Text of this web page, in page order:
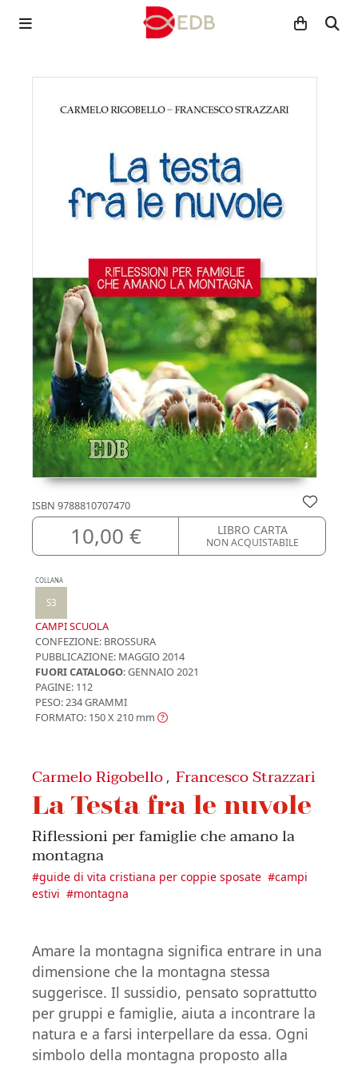
ISBN 9788810707470
10,00 € LIBRO CARTA
NON ACQUISTABILE
COLLANA
S3
CAMPI SCUOLA
CONFEZIONE: BROSSURA
PUBBLICAZIONE: MAGGIO 2014
FUORI CATALOGO: GENNAIO 2021
PAGINE: 112
PESO: 234 GRAMMI
FORMATO: 150 X 210 mm
Carmelo Rigobello , Francesco Strazzari
La Testa fra le nuvole
Riflessioni per famiglie che amano la
montagna
#guide di vita cristiana per coppie sposate #campi
estivi #montagna
Amare la montagna significa entrare in una
dimensione che la montagna stessa
suggerisce. Il sussidio, pensato soprattutto
per gruppi e famiglie, aiuta a incontrare la
natura e a farsi interpellare da essa. Ogni
simbolo della montagna proposto alla